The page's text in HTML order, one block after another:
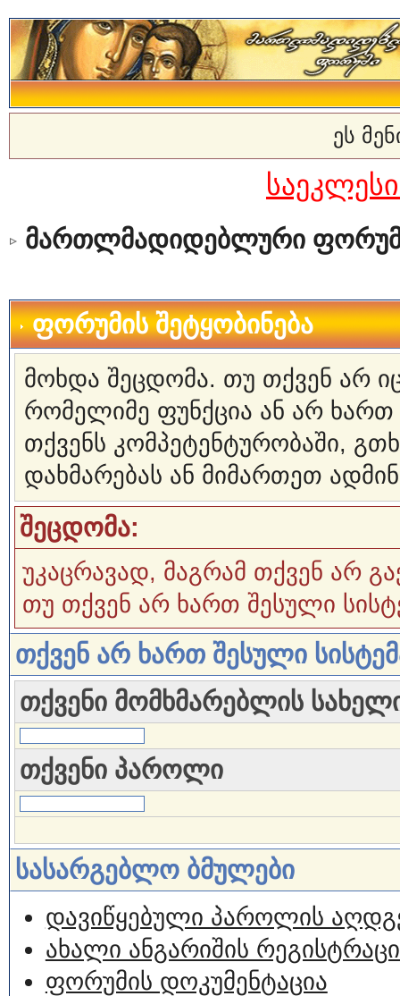
ეს
მართლმადიდებლური
ფორუმის შეტყობინება
მოხდა შეცდომა. თუ თქვენ არ
რომელიმე ფუნქცია ან არ ხართ
თქვენს კომპეტენტურობაში,
დახმარებას ან მიმართეთ
შეცდომა:
უკაცრავად, მაგრამ თქვენ არ
თუ თქვენ არ ხართ შესული
თქვენ არ ხართ შესული
თქვენი მომხმარებლის
თქვენი პაროლი
სასარგებლო ბმულები
დავიწყებული პაროლის
ახალი ანგარიშის
ფორუმის დოკუმენტაცია